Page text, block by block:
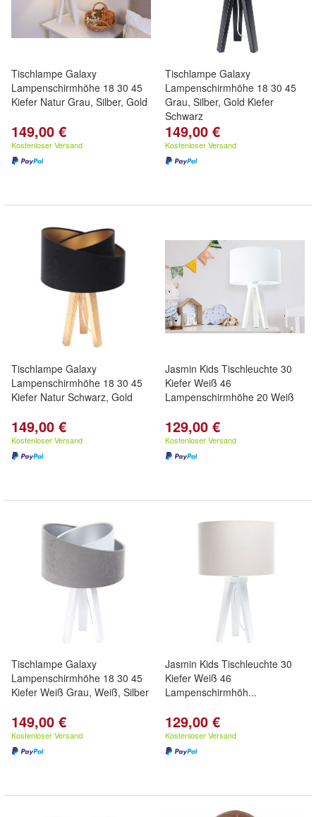
Tischlampe Galaxy
Lampenschirmhöhe 18 30 45
Kiefer Natur Grau, Silber, Gold
149,00 €
Kostenloser Versand
Tischlampe Galaxy
Lampenschirmhöhe 18 30 45
Grau, Silber, Gold Kiefer
Schwarz
149,00 €
Kostenloser Versand
Tischlampe Galaxy
Lampenschirmhöhe 18 30 45
Kiefer Natur Schwarz, Gold
149,00 €
Kostenloser Versand
Jasmin Kids Tischleuchte 30
Kiefer Weiß 46
Lampenschirmhöhe 20 Weiß
129,00 €
Kostenloser Versand
Tischlampe Galaxy
Lampenschirmhöhe 18 30 45
Kiefer Weiß Grau, Weiß, Silber
149,00 €
Kostenloser Versand
Jasmin Kids Tischleuchte 30
Kiefer Weiß 46
Lampenschirmhöh...
129,00 €
Kostenloser Versand